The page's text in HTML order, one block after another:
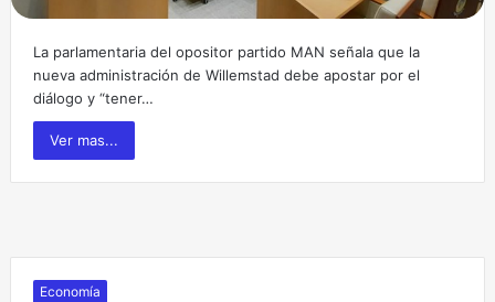
La parlamentaria del opositor partido MAN señala que la
nueva administración de Willemstad debe apostar por el
diálogo y “tener…
Ver mas...
Economía